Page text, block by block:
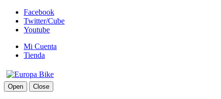
Facebook
Twitter/Cube
Youtube
Mi Cuenta
Tienda
Open Close